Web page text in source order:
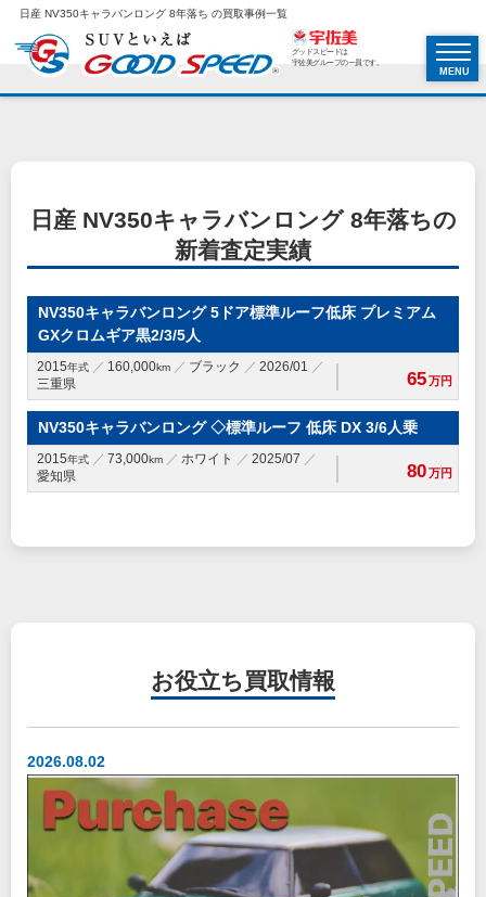
日産 NV350キャラバンロング 8年落ち の買取事例一覧
グッドスピードは
宇佐美グループの一員です。
MENU
日産 NV350キャラバンロング 8年落ちの
新着査定実績
NV350キャラバンロング 5ドア標準ルーフ低床 プレミアム
GXクロムギア黒2/3/5人
2015年式 160,000km ブラック
2026/01
三重県
65万円
NV350キャラバンロング ◇標準ルーフ 低床 DX 3/6人乗
2015年式 73,000km ホワイト
2025/07
愛知県
80万円
お役立ち 買取情報
2026.08.02